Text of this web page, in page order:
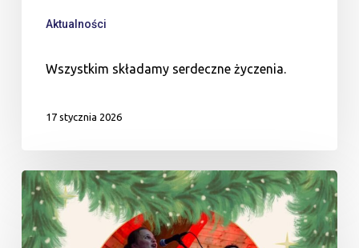
Aktualności
Wszystkim składamy serdeczne życzenia.
17 stycznia 2026
Kolędnicy
Orawy